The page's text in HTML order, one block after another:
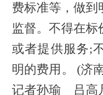
费标准等，做到
监督。不得在标
或者提供服务;
明的费用。 (济
记者孙瑜 吕高